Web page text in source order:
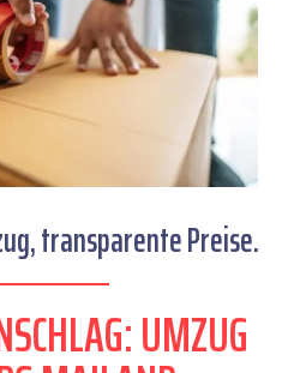
transparente Preise.
UMZUG